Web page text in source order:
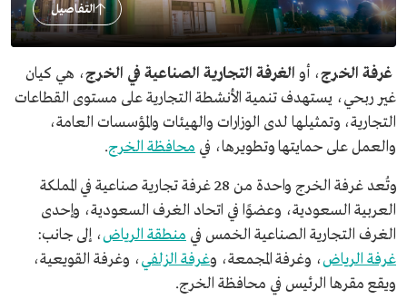
التفاصيل
غرفة الخرج، أو الغرفة التجارية الصناعية في الخرج، هي كيان
غير ربحي، يستهدف تنمية الأنشطة التجارية على مستوى القطاعات
التجارية، وتمثيلها لدى الوزارات والهيئات والمؤسسات العامة،
والعمل على حمايتها وتطويرها، في محافظة الخرج.
وتُعد غرفة الخرج واحدة من 28 غرفة تجارية صناعية في المملكة
العربية السعودية، وعضوًا في اتحاد الغرف السعودية، وإحدى
الغرف التجارية الصناعية الخمس في منطقة الرياض، إلى جانب:
غرفة الرياض، وغرفة المجمعة، وغرفة الزلفي، وغرفة القويعية،
ويقع مقرها الرئيس في محافظة الخرج.